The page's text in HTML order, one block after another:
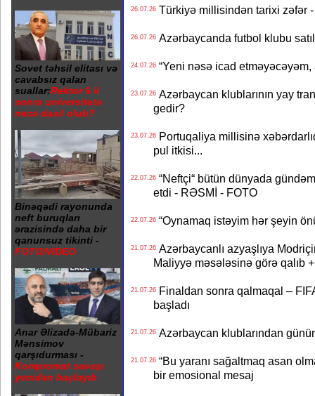
Sovet təhsil elitası və
cavabsız qalan
suallar:Rektor 6 il
sonra universitetə
necə daxil olub?
Binəqədi rayonunda
neft buruqları
ərazisində daha bir
qanunsuz tikinti -
FOTO/VİDEO
Anar Əlizadə-Mübariz
Mənsimov
qarşıdurması -
Kompromat savaşı
yenidən başlayıb
26.07.26Türkiyə millisindən tarixi zəfər
26.07.26Azərbaycanda futbol klubu
24.07.26“Yeni nəsə icad etməyəcəyəm,
23.07.26Azərbaycan klublarının yay
gedir?
23.07.26Portuqaliya millisinə
pul itkisi...
22.07.26“Neftçi“ bütün dünyada
etdi - RƏSMİ - FOTO
22.07.26“Oynamaq istəyim hər şeyin
21.07.26Azərbaycanlı azyaşlıya
Maliyyə məsələsinə görə qalıb
21.07.26Finaldan sonra qalmaqal –
başladı
21.07.26Azərbaycan klublarından
21.07.26“Bu yaranı sağaltmaq asan
bir emosional mesaj